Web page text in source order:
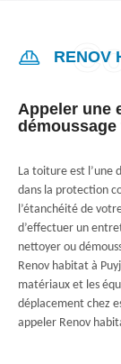
RENOV
Appeler une
La toiture est l’une
dans la protection
l’étanchéité de
d’effectuer un
nettoyer ou
Renov habitat à
matériaux et les
déplacement chez
appeler Renov